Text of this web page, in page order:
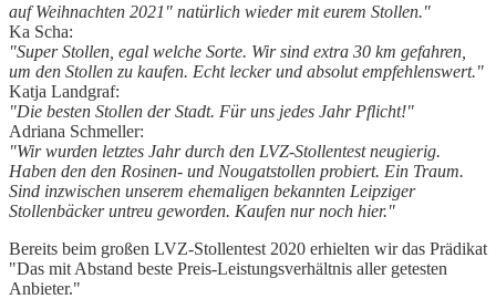
auf Weihnachten 2021" natürlich wieder mit eurem Stollen."
Ka Scha:
"Super Stollen, egal welche Sorte. Wir sind extra 30 km gefahren,
um den Stollen zu kaufen. Echt lecker und absolut empfehlenswert."
Katja Landgraf:
"Die besten Stollen der Stadt. Für uns jedes Jahr Pflicht!"
Adriana Schmeller:
"Wir wurden letztes Jahr durch den LVZ-Stollentest neugierig.
Haben den den Rosinen- und Nougatstollen probiert. Ein Traum.
Sind inzwischen unserem ehemaligen bekannten Leipziger
Stollenbäcker untreu geworden. Kaufen nur noch hier."
Bereits beim großen LVZ-Stollentest 2020 erhielten wir das Prädikat
"Das mit Abstand beste Preis-Leistungsverhältnis aller getesten
Anbieter."